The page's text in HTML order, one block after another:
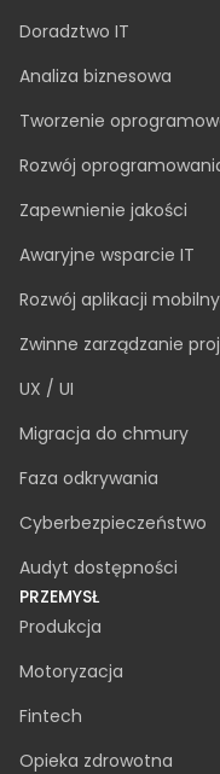
Doradztwo IT
Analiza biznesowa
Tworzenie
Rozwój
Zapewnienie jakości
Awaryjne wsparcie IT
Rozwój aplikacji
Zwinne zarządzanie
UX / UI
Migracja do chmury
Faza odkrywania
Cyberbezpieczeństwo
Audyt dostępności
PRZEMYSŁ
Produkcja
Motoryzacja
Fintech
Opieka zdrowotna